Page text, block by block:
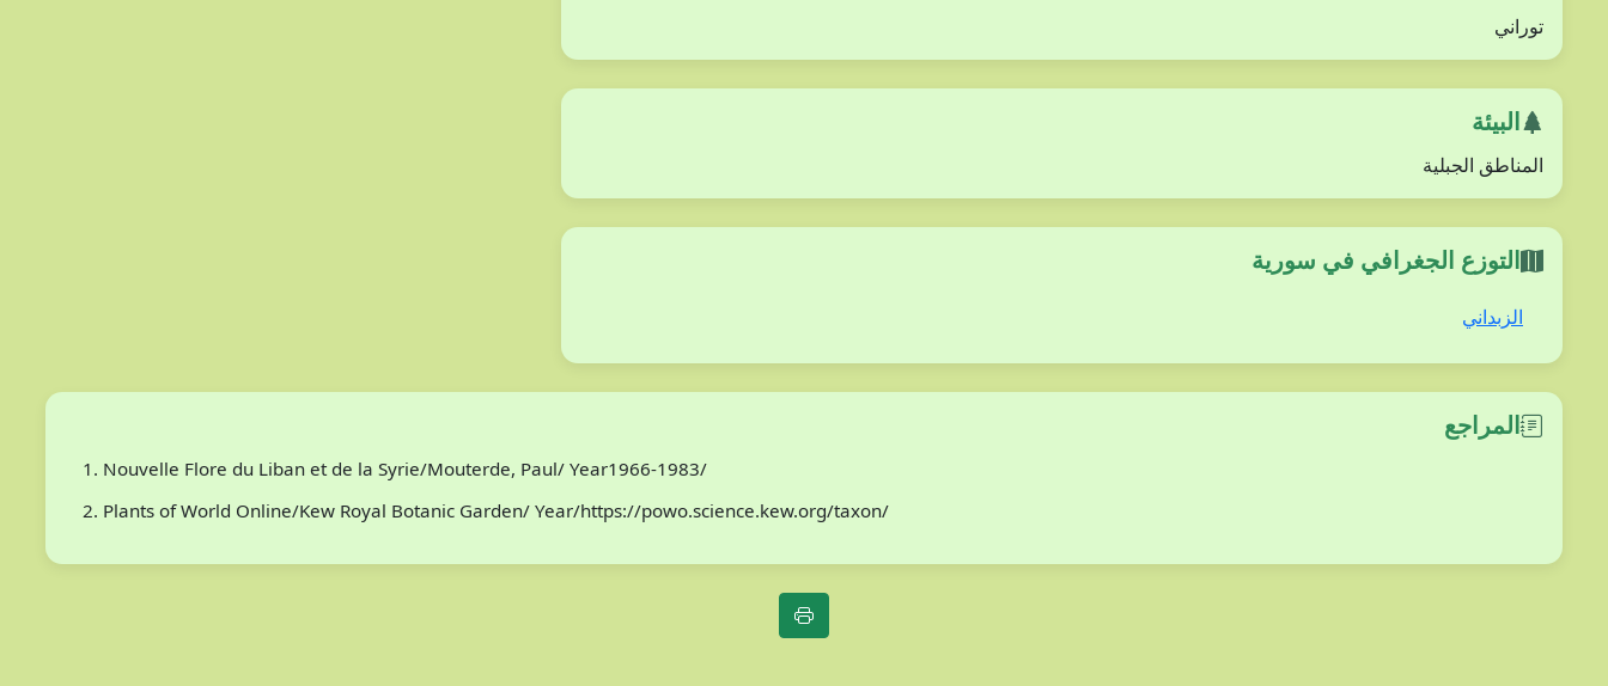
توراني
البيئة
المناطق الجبلية
التوزع الجغرافي في سورية
الزبداني
المراجع
Nouvelle Flore du Liban et de la Syrie/Mouterde, Paul/ Year1966-1983/
Plants of World Online/Kew Royal Botanic Garden/ Year/https://powo.science.kew.org/taxon/